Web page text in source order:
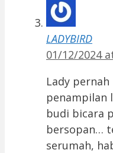
LADYBIRD
01/12/2024
Lady
penampilan
budi bicara
bersopan…
serumah,